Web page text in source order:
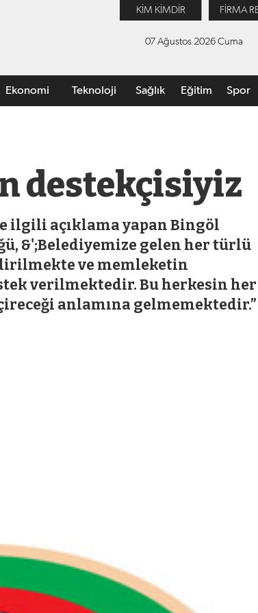
KİM KİMDİR FİRMA
07 Ağustos 2026 Cuma
Ekonomi Teknoloji Sağlık Eğitim Spor
destekçisiyiz
ilgili açıklama yapan Bingöl
&';Belediyemize gelen her türlü
ve memleketin
verilmektedir. Bu herkesin her
anlamına gelmemektedir.”